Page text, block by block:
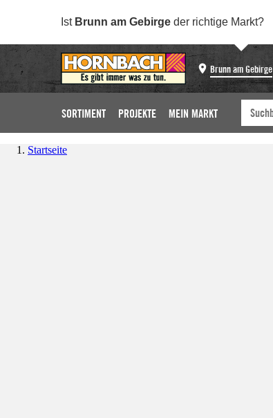
Ist Brunn am Gebirge der richtige Markt?
Brunn am Gebirge
SORTIMENT PROJEKTE MEIN MARKT
Startseite